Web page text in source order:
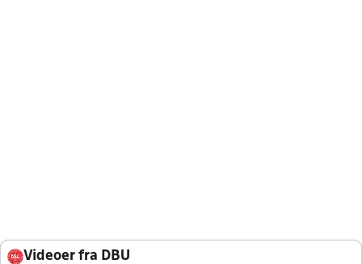
Videoer fra DBU